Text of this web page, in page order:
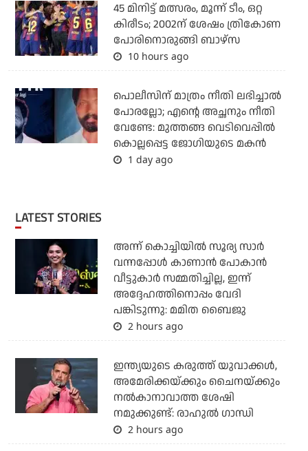
45 മിനിട്ട് മത്സരം, മൂന്ന് ടീം, ഒറ്റ
കിരീടം; 2002ന് ശേഷം ത്രികോണ
പോരിനൊരുങ്ങി ബാഴ്‌സ
10 hours ago
പൊലീസിന് മാത്രം നീതി ലഭിച്ചാല്‍
പോരല്ലോ; എന്റെ അച്ഛനും നീതി
വേണ്ടേ: മുത്തങ്ങ വെടിവെപ്പില്‍
കൊല്ലപ്പെട്ട ജോഗിയുടെ മകന്‍
1 day ago
LATEST STORIES
അന്ന് കൊച്ചിയില്‍ സൂര്യ സാര്‍
വന്നപ്പോള്‍ കാണാന്‍ പോകാന്‍
വീട്ടുകാര്‍ സമ്മതിച്ചില്ല, ഇന്ന്
അദ്ദേഹത്തിനൊപ്പം വേദി
പങ്കിടുന്നു: മമിത ബൈജു
2 hours ago
ഇന്ത്യയുടെ കരുത്ത് യുവാക്കള്‍,
അമേരിക്കയ്ക്കും ചൈനയ്ക്കും
നല്‍കാനാവാത്ത ശേഷി
നമുക്കുണ്ട്: രാഹുല്‍ ഗാന്ധി
2 hours ago